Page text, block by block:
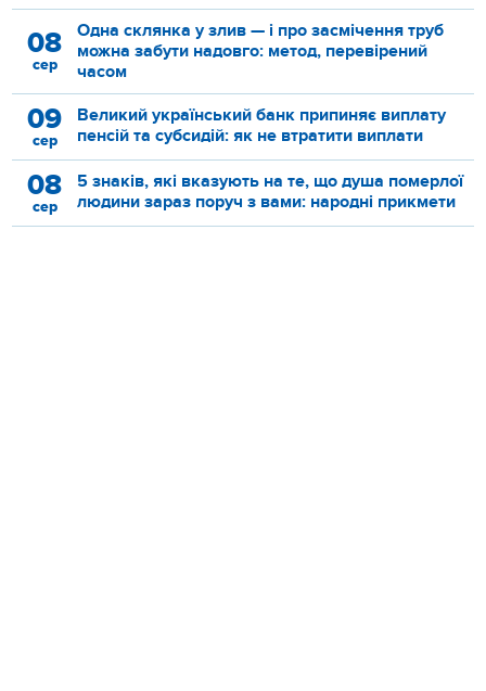
08
сер
Одна склянка у злив — і про засмічення труб
можна забути надовго: метод, перевірений
часом
09
сер
Великий український банк припиняє виплату
пенсій та субсидій: як не втратити виплати
08
сер
5 знаків, які вказують на те, що душа померлої
людини зараз поруч з вами: народні прикмети